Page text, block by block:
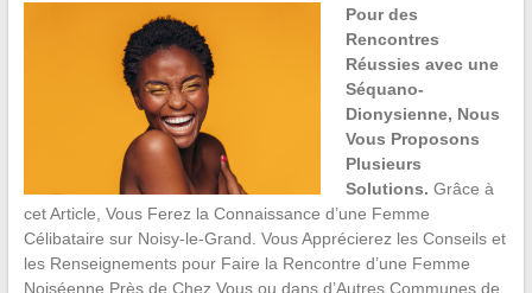
Pour des
Rencontres
Réussies avec une
Séquano-
Dionysienne, Nous
Vous Proposons
Plusieurs
Solutions. Grâce à
cet Article, Vous Ferez la Connaissance d’une Femme
Célibataire sur Noisy-le-Grand. Vous Apprécierez les Conseils et
les Renseignements pour Faire la Rencontre d’une Femme
Noiséenne Près de Chez Vous ou dans d’Autres Communes de